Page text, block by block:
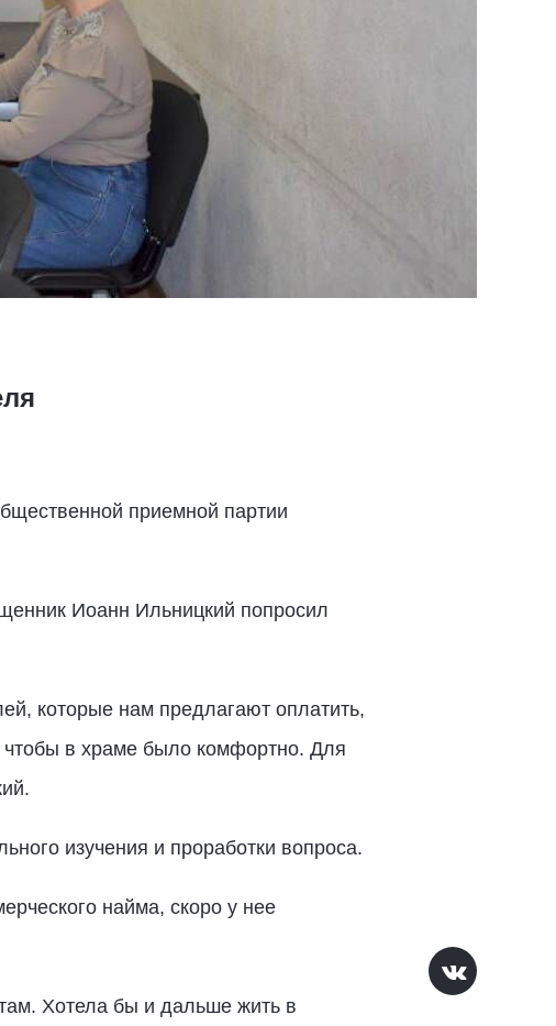
приемной партии
Иоанн Ильницкий попросил
которые нам предлагают оплатить,
в храме было комфортно. Для
изучения и проработки вопроса.
найма, скоро у нее
Хотела бы и дальше жить в